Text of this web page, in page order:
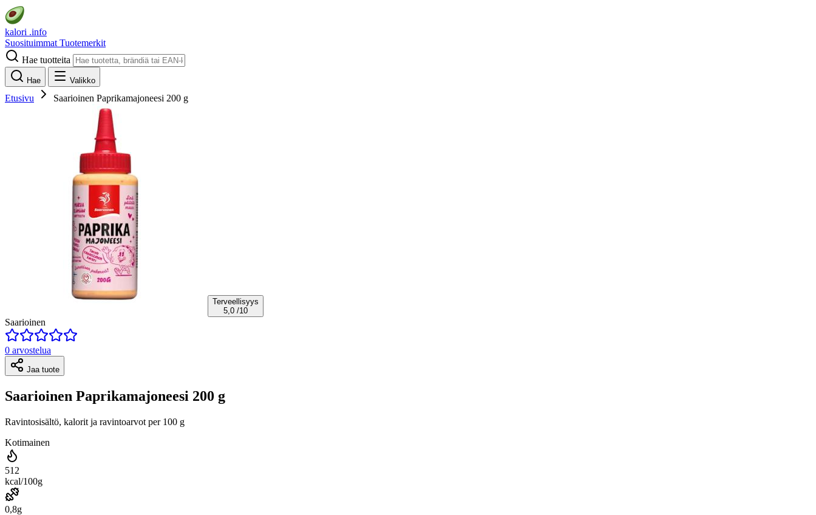
kalori .info
Suosituimmat Tuotemerkit
Hae tuotteita
Hae Valikko
Etusivu Saarioinen Paprikamajoneesi 200 g
Terveellisyys
5,0 /10
Saarioinen
0 arvostelua
Jaa tuote
Saarioinen Paprikamajoneesi 200 g
Ravintosisältö, kalorit ja ravintoarvot per 100 g
Kotimainen
512
kcal/100g
0,8g